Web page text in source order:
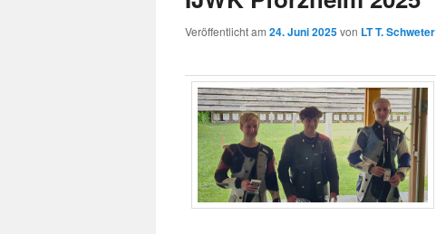
Veröffentlicht am 24. Juni 2025von LT T. Schweter